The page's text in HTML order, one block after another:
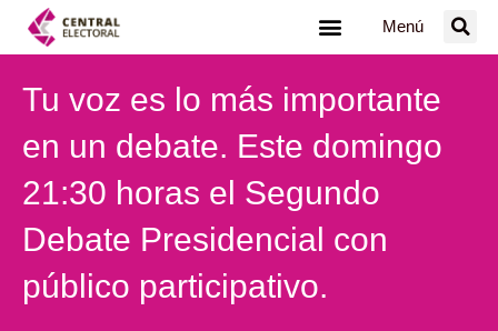
Menú
Tu voz es lo más importante
en un debate. Este domingo
21:30 horas el Segundo
Debate Presidencial con
público participativo.